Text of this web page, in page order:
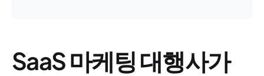
SaaS 마케팅 대행사가